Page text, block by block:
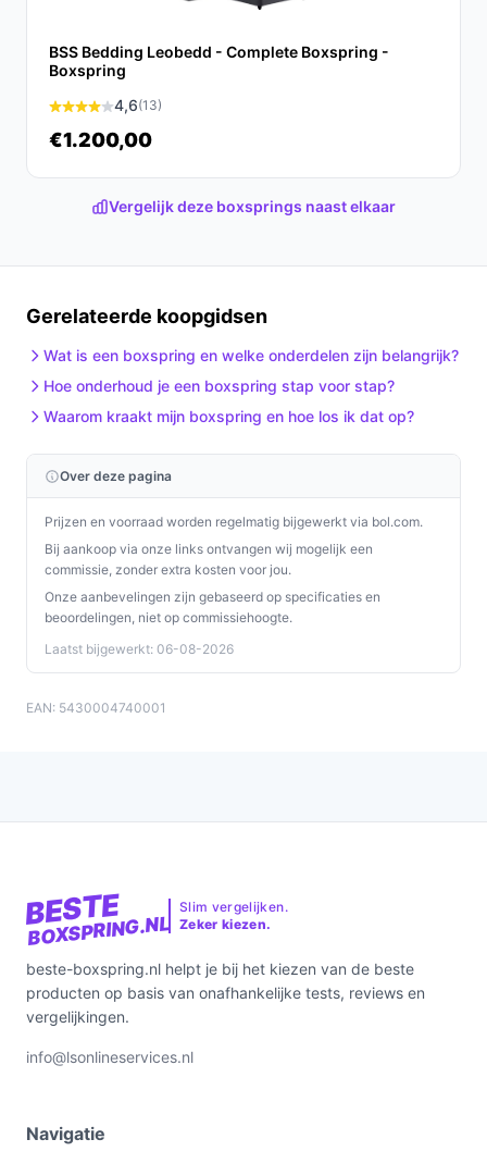
boxspring.nl. Kies bewust wat perfect past bij jouw
BSS Bedding Leobedd - Complete Boxspring -
Boxspring
4,6(13)
€1.200,00
Vergelijk deze boxsprings naast elkaar
Gerelateerde koopgidsen
Wat is een boxspring en welke onderdelen zijn belangrijk?
Hoe onderhoud je een boxspring stap voor stap?
Waarom kraakt mijn boxspring en hoe los ik dat op?
Over deze pagina
Prijzen en voorraad worden regelmatig bijgewerkt via bol.com.
Bij aankoop via onze links ontvangen wij mogelijk een
commissie, zonder extra kosten voor jou.
Onze aanbevelingen zijn gebaseerd op specificaties en
beoordelingen, niet op commissiehoogte.
Laatst bijgewerkt: 06-08-2026
EAN: 5430004740001
BESTE
BOXSPRING.NL
Slim vergelijken.
Zeker kiezen.
beste-boxspring.nl helpt je bij het kiezen van de beste
producten op basis van onafhankelijke tests, reviews en
vergelijkingen.
info@lsonlineservices.nl
Navigatie